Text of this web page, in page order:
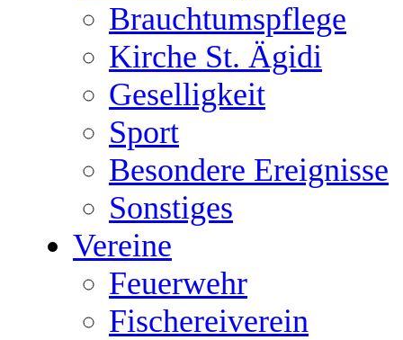
Brauchtumspflege
Kirche St. Ägidi
Geselligkeit
Sport
Besondere Ereignisse
Sonstiges
Vereine
Feuerwehr
Fischereiverein